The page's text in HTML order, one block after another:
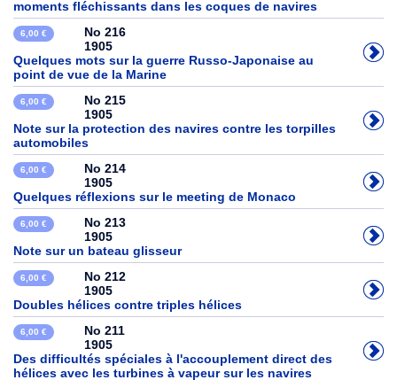
moments fléchissants dans les coques de navires
6,00 €
No 216
1905
Quelques mots sur la guerre Russo-Japonaise au
point de vue de la Marine
6,00 €
No 215
1905
Note sur la protection des navires contre les torpilles
automobiles
6,00 €
No 214
1905
Quelques réflexions sur le meeting de Monaco
6,00 €
No 213
1905
Note sur un bateau glisseur
6,00 €
No 212
1905
Doubles hélices contre triples hélices
6,00 €
No 211
1905
Des difficultés spéciales à l'accouplement direct des
hélices avec les turbines à vapeur sur les navires